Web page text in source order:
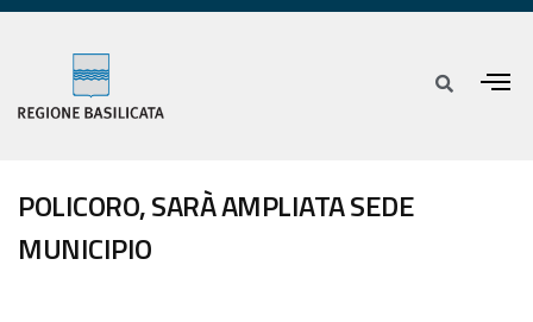
POLICORO, SARÀ AMPLIATA SEDE
MUNICIPIO